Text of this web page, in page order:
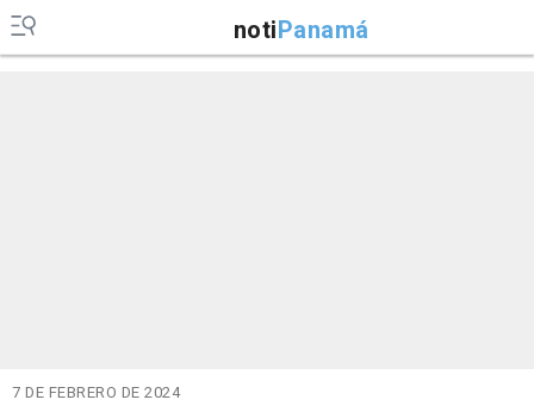
notiPanamá
7 DE FEBRERO DE 2024